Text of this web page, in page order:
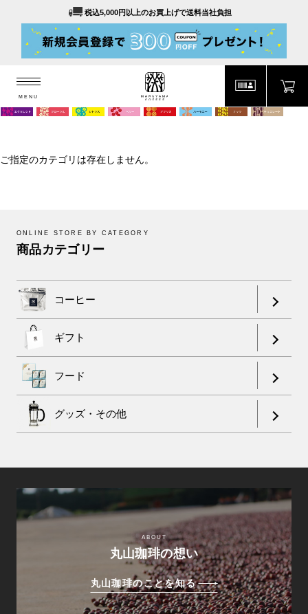
税込5,000円以上のお買上げで送料当社負担
MENU
MENU
ご指定のカテゴリは存在しません。
ONLINE STORE BY CATEGORY
商品カテゴリー
コーヒー
ギフト
フード
グッズ・その他
ABOUT
丸山珈琲の想い
丸山珈琲のことを知る